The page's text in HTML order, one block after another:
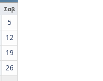
Σαβ
5
12
19
26